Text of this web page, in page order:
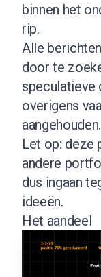
binnen het
rip.
Alle
door te
speculatieve
overigens
aangehouden.
Let op: deze
andere
dus ingaan
ideeën.
Het aandeel